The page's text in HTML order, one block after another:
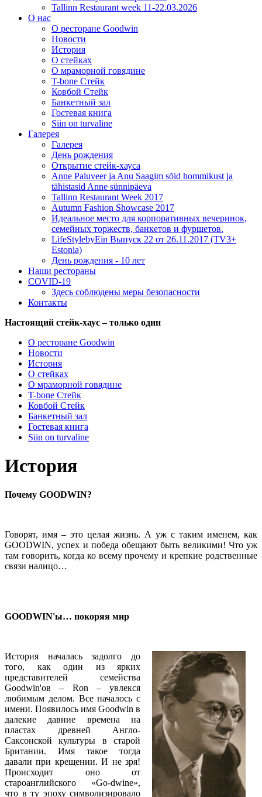
Tallinn Restaurant week 11-22.03.2026
О нас
О ресторане Goodwin
Новости
История
О стейках
О мраморной говядине
T-bone Стейк
Ковбой Стейк
Банкетный зал
Гостевая книга
Siin on turvaline
Галерея
Галерея
День рождения
Открытие стейк-хауса
Anne Paluveer ja Anu Saagim sõid hommikust ja
tähistasid Anne sünnipäeva
Tallinn Restaurant Week 2017
Autumn Fashion Showcase 2017
Идеальное место для корпоративных вечеринок,
семейных торжеств, банкетов и фуршетов.
LifeStylebyEin Выпуск 22 от 26.11.2017 (TV3+
Estonia)
День рождения - 10 лет
Наши рестораны
COVID-19
Здесь соблюдены меры безопасности
Контакты
Настоящий стейк-хаус – только один
О ресторане Goodwin
Новости
История
О стейках
О мраморной говядине
T-bone Стейк
Ковбой Стейк
Банкетный зал
Гостевая книга
Siin on turvaline
История
Почему GOODWIN?
Говорят, имя – это целая жизнь. А уж с таким именем, как
GOODWIN, успех и победа обещают быть великими! Что уж
там говорить, когда ко всему прочему и крепкие родственные
связи налицо…
GOODWIN'ы… покоряя мир
История началась задолго до
того, как один из ярких
представителей семейства
Goodwin'ов – Ron – увлекся
любимым делом. Все началось с
имени. Появилось имя Goodwin в
далекие давние времена на
пластах древней Англо-
Саксонской культуры в старой
Британии. Имя такое тогда
давали при крещении. И не зря!
Происходит оно от
староанглийского «Go-dwine»,
что в ту эпоху символизировало